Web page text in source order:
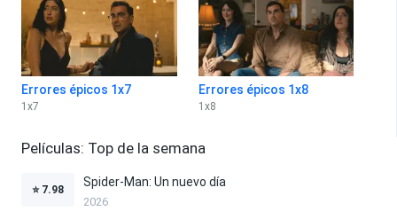
Errores épicos 1x7
1 x7
Errores épicos 1x8
1 x8
Películas: Top de la semana
⭐ 7.98
Spider-Man: Un nuevo día
2026